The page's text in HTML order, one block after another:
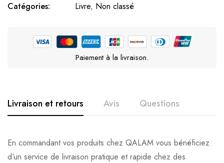
Catégories:
Livre, Non classé
Paiement à la livraison.
Livraison et retours Avis Questions
En commandant vos produits chez QALAM vous bénéficiez
d’un service de livraison pratique et rapide chez des